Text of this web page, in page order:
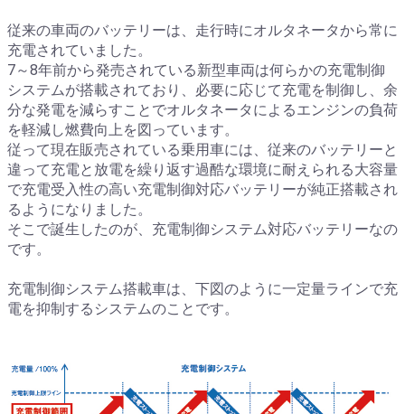
従来の車両のバッテリーは、走行時にオルタネータから常に
充電されていました。
7～8年前から発売されている新型車両は何らかの充電制御
システムが搭載されており、必要に応じて充電を制御し、余
分な発電を減らすことでオルタネータによるエンジンの負荷
を軽減し燃費向上を図っています。
従って現在販売されている乗用車には、従来のバッテリーと
違って充電と放電を繰り返す過酷な環境に耐えられる大容量
で充電受入性の高い充電制御対応バッテリーが純正搭載され
るようになりました。
そこで誕生したのが、充電制御システム対応バッテリーなの
です。
充電制御システム搭載車は、下図のように一定量ラインで充
電を抑制するシステムのことです。